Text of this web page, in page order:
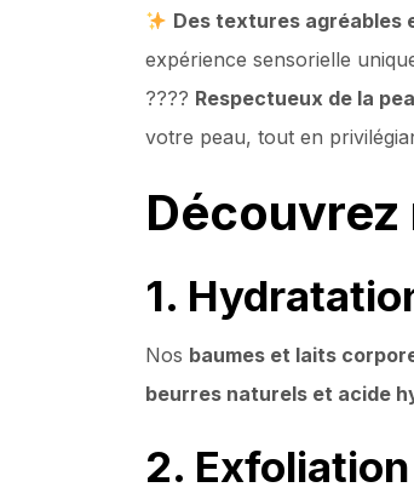
Des textures agréables
expérience sensorielle
???? Respectueux de la
votre peau, tout en
1.
Nos baumes et laits
beurres naturels et acide
2.